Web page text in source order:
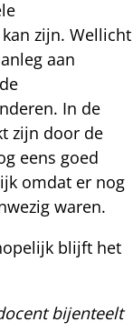
zijn. Wellicht
aan
In de
zijn door de
eens goed
omdat er nog
waren.
blijft het
bijenteelt